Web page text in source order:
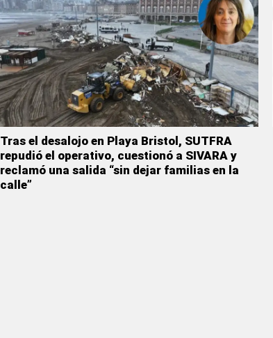
Tras el desalojo en Playa Bristol, SUTFRA
repudió el operativo, cuestionó a SIVARA y
reclamó una salida “sin dejar familias en la
calle”